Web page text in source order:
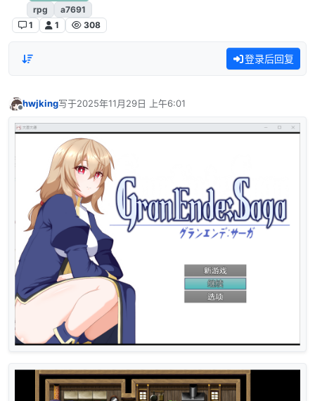
rpg
a7691
1
1 308
登录后回复
离线
hwjking写于2025年11月29日 上午6:01
最后由 编辑